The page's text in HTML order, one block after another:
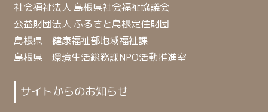
社会福祉法人 島根県社会福祉協議会
公益財団法人 ふるさと島根定住財団
島根県 健康福祉部地域福祉課
島根県 環境生活総務課NPO活動推進室
サイトからのお知らせ